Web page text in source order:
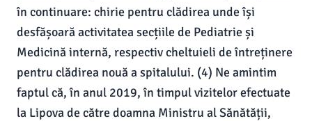
în continuare: chirie pentru clădirea unde își
desfășoară activitatea secțiile de Pediatrie și
Medicină internă, respectiv cheltuieli de întreținere
pentru clădirea nouă a spitalului. (4) Ne amintim
faptul că, în anul 2019, în timpul vizitelor efectuate
la Lipova de către doamna Ministru al Sănătății,